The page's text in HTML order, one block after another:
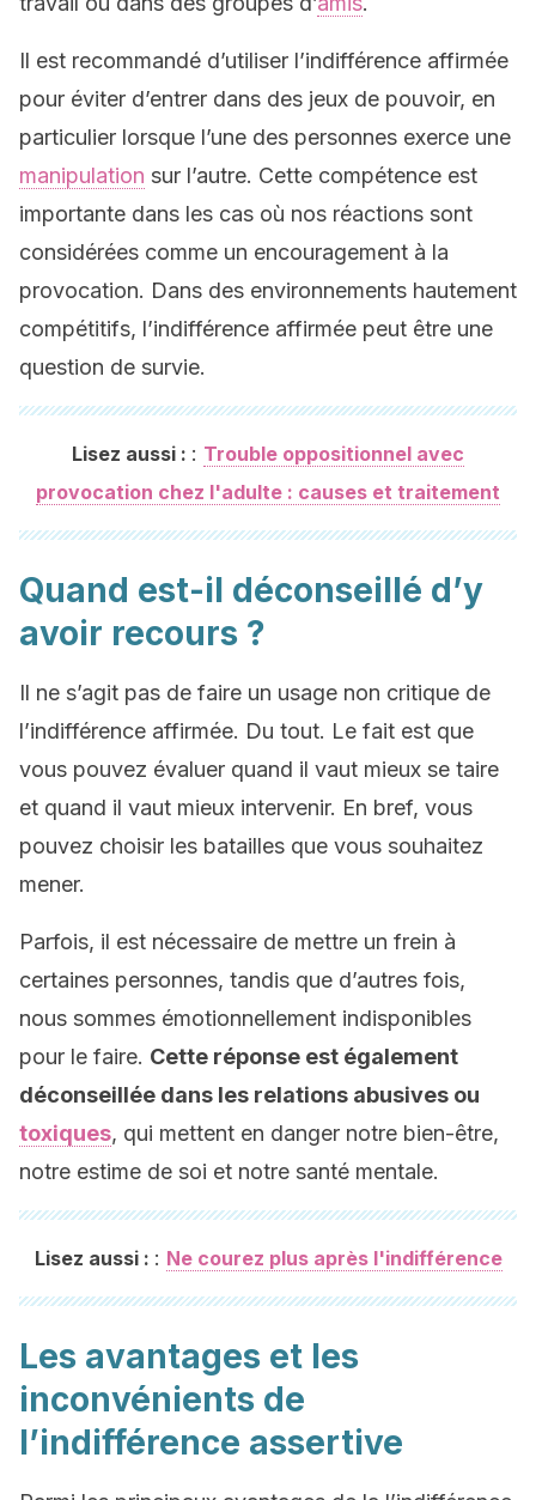
Il est recommandé d’utiliser l’indifférence affirmée
pour éviter d’entrer dans des jeux de pouvoir, en
particulier lorsque l’une des personnes exerce une
manipulation sur l’autre. Cette compétence est
importante dans les cas où nos réactions sont
considérées comme un encouragement à la
provocation. Dans des environnements hautement
compétitifs, l’indifférence affirmée peut être une
question de survie.
Lisez aussi : : Trouble oppositionnel avec
provocation chez l'adulte : causes et traitement
Quand est-il déconseillé d’y
avoir recours ?
Il ne s’agit pas de faire un usage non critique de
l’indifférence affirmée. Du tout. Le fait est que
vous pouvez évaluer quand il vaut mieux se taire
et quand il vaut mieux intervenir. En bref, vous
pouvez choisir les batailles que vous souhaitez
mener.
Parfois, il est nécessaire de mettre un frein à
certaines personnes, tandis que d’autres fois,
nous sommes émotionnellement indisponibles
pour le faire. Cette réponse est également
déconseillée dans les relations abusives ou
toxiques, qui mettent en danger notre bien-être,
notre estime de soi et notre santé mentale.
Lisez aussi : : Ne courez plus après l'indifférence
Les avantages et les
inconvénients de
l’indifférence assertive